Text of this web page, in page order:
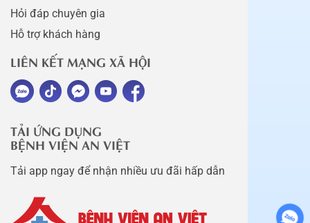
Hỏi đáp chuyên gia
Hỗ trợ khách hàng
LIÊN KẾT MẠNG XÃ HỘI
TẢI ỨNG DỤNG
BỆNH VIỆN AN VIỆT
Tải app ngay để nhận nhiều ưu đãi hấp dẫn